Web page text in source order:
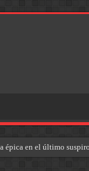
épica en el último